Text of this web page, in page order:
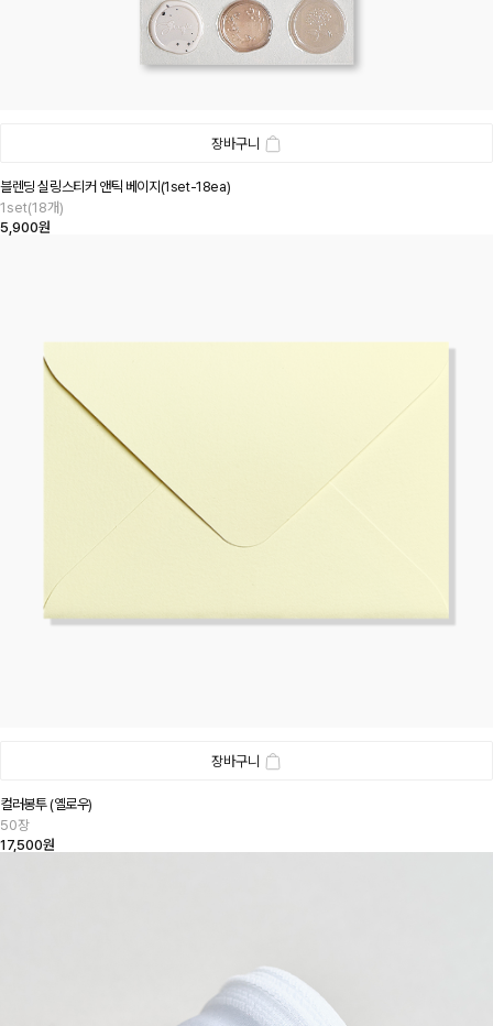
장바구니
블렌딩 실링스티커 앤틱 베이지(1set-18ea)
1set(18개)
5,900원
장바구니
컬러봉투 (옐로우)
50장
17,500원